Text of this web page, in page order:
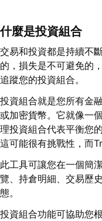
什麼是投資組合
交易和投資都是持續不
的，損失是不可避免的
追蹤您的投資組合。
投資組合就是您所有金
或加密貨幣。它就像一
理投資組合代表平衡您
這可能很有挑戰性，而
此工具可讓您在一個簡
覽、持倉明細、交易歷
態。
投資組合功能可協助您